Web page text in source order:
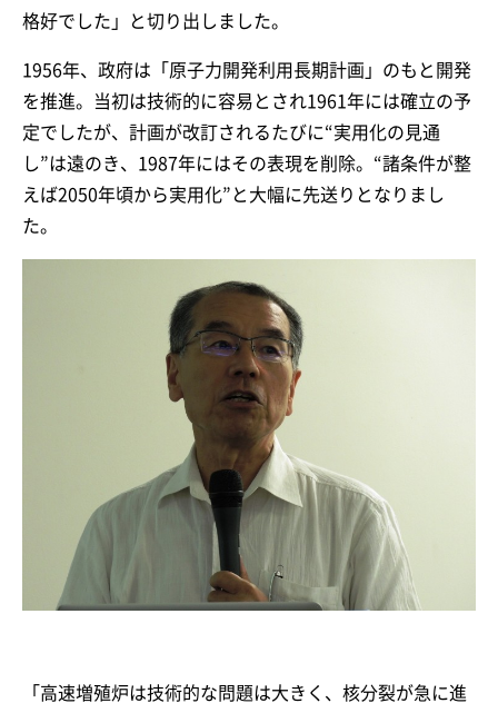
格好でした」と切り出しました。
1956年、政府は「原子力開発利用長期計画」のもと開発
を推進。当初は技術的に容易とされ1961年には確立の予
定でしたが、計画が改訂されるたびに“実用化の見通
し”は遠のき、1987年にはその表現を削除。“諸条件が整
えば2050年頃から実用化”と大幅に先送りとなりまし
た。
「高速増殖炉は技術的な問題は大きく、核分裂が急に進